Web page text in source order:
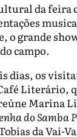
da feira
o grande
campo.
dias, os
Literário,
Marina
do Samba
da Vai-